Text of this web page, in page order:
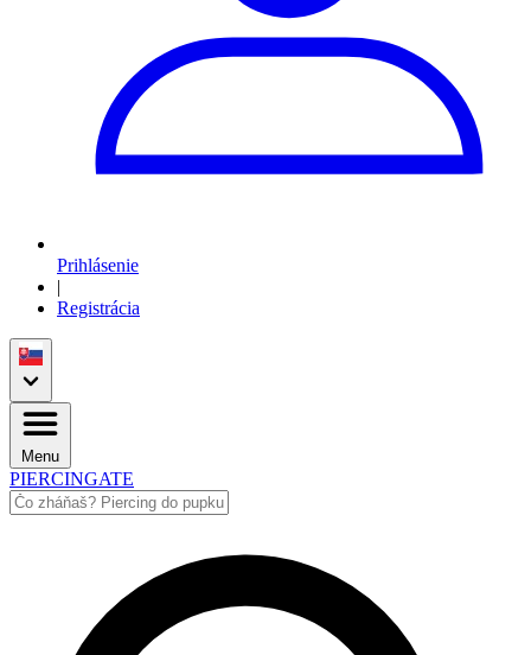
Prihlásenie
|
Registrácia
Menu
PIERCINGATE